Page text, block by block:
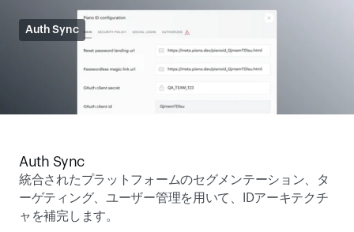
Auth Sync
Auth Sync
統合されたプラットフォームのセグメンテーション、タ
ーゲティング、ユーザー管理を用いて、IDアーキテクチ
ャを補完します。